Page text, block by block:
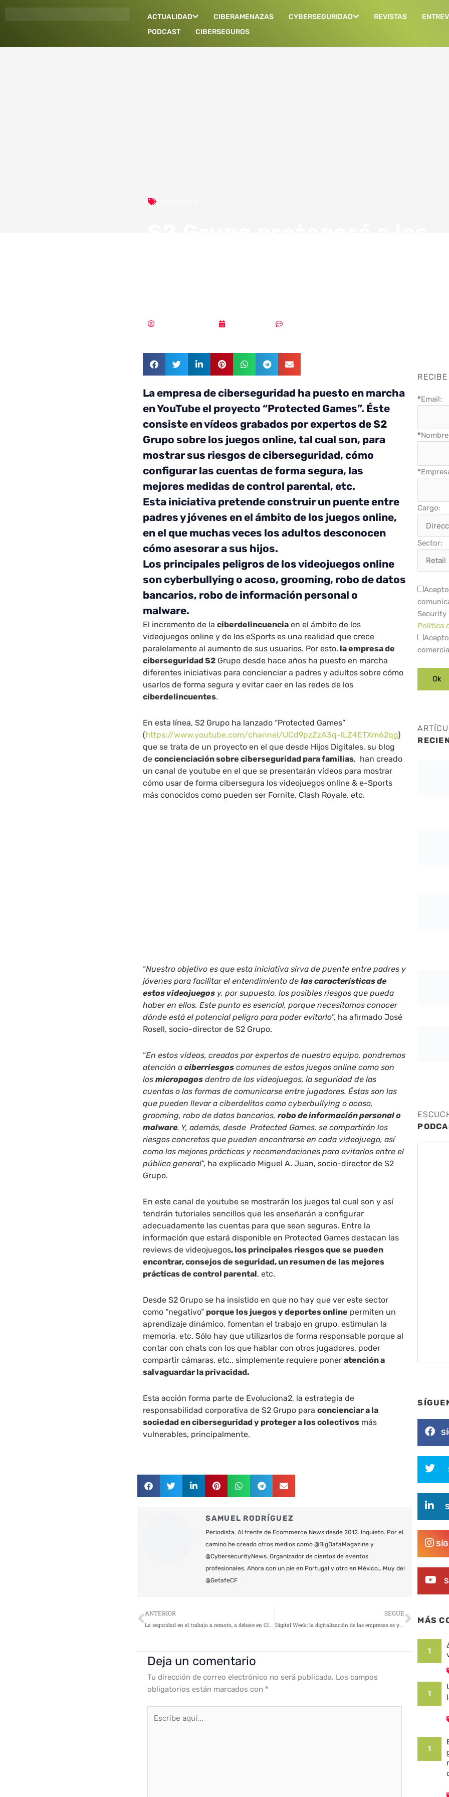
ACTUALIDAD CIBERAMENAZAS CYBERSEGURIDAD REVISTAS
PODCAST
CIBERSEGUROS
La empresa de ciberseguridad ha puesto en marcha
en YouTube el proyecto “Protected Games”. Éste
consiste en vídeos grabados por expertos de S2
Grupo sobre los juegos online, tal cual son, para
mostrar sus riesgos de ciberseguridad, cómo
configurar las cuentas de forma segura, las
mejores medidas de control parental, etc.
Esta iniciativa pretende construir un puente entre
padres y jóvenes en el ámbito de los juegos online,
en el que muchas veces los adultos desconocen
cómo asesorar a sus hijos.
Los principales peligros de los videojuegos online
son cyberbullying o acoso, grooming, robo de datos
bancarios, robo de información personal o
malware.
El incremento de laciberdelincuencia en el ámbito de los
videojuegos online y de los eSports es una realidad que crece
paralelamente al aumento de sus usuarios. Por esto, la empresa de
ciberseguridad S2 Grupo desde hace años ha puesto en marcha
diferentes iniciativas para concienciar a padres y adultos sobre cómo
usarlos de forma segura y evitar caer en las redes de los
ciberdelincuentes.
En esta línea, S2 Grupo ha lanzado “Protected Games”
(https://www.youtube.com/channel/UCd9pzZzA3q-lLZ4ETXm62qg)
que se trata de un proyecto en el que desde Hijos Digitales, su blog
deconcienciación sobre ciberseguridad para familias, han creado
un canal de youtube en el que se presentarán vídeos para mostrar
cómo usar de forma cibersegura los videojuegos online & e-Sports
más conocidos como pueden ser Fornite, Clash Royale, etc.
“Nuestro objetivo es que esta iniciativa sirva de puente entre padres y
jóvenes para facilitar el entendimiento delas características de
estos videojuegos y, por supuesto, los posibles riesgos que pueda
haber en ellos. Este punto es esencial, porque necesitamos conocer
dónde está el potencial peligro para poder evitarlo”, ha afirmado José
Rosell, socio-director de S2 Grupo.
“En estos vídeos, creados por expertos de nuestro equipo, pondremos
atención aciberriesgos comunes de estos juegos online como son
losmicropagos dentro de los videojuegos, la seguridad de las
cuentas o las formas de comunicarse entre jugadores. Éstas son las
que pueden llevar a ciberdelitos como cyberbullying o acoso,
grooming, robo de datos bancarios,robo de información personal o
malware. Y, además, desde Protected Games, se compartirán los
riesgos concretos que pueden encontrarse en cada videojuego, así
como las mejores prácticas y recomendaciones para evitarlos entre el
público general”, ha explicado Miguel A. Juan, socio-director de S2
Grupo.
En este canal de youtube se mostrarán los juegos tal cual son y así
tendrán tutoriales sencillos que les enseñarán a configurar
adecuadamente las cuentas para que sean seguras. Entre la
información que estará disponible en Protected Games destacan las
reviews de videojuegos, los principales riesgos que se pueden
encontrar, consejos de seguridad, un resumen de las mejores
prácticas de control parental, etc.
Desde S2 Grupo se ha insistido en que no hay que ver este sector
como “negativo” porque los juegos y deportes online permiten un
aprendizaje dinámico, fomentan el trabajo en grupo, estimulan la
memoria, etc. Sólo hay que utilizarlos de forma responsable porque al
contar con chats con los que hablar con otros jugadores, poder
compartir cámaras, etc., simplemente requiere poneratención a
salvaguardar la privacidad.
Esta acción forma parte de Evoluciona2, la estrategia de
responsabilidad corporativa de S2 Grupo paraconcienciar a la
sociedad en ciberseguridad y proteger a los colectivos más
vulnerables, principalmente.
SAMUEL RODRÍGUEZ
Periodista. Al frente de Ecommerce News desde 2012. Inquieto. Por el
camino he creado otros medios como @BigDataMagazine y
@CybersecurityNews. Organizador de cientos de eventos
profesionales. Ahora con un pie en Portugal y otro en México… Muy del
@GetafeCF
Ant
ANTERIOR SEGUE
Digital Week: la digitalización de las empresas es ya una realidad
Deja un comentario
Tu dirección de correo electrónico no será publicada. Los campos
obligatorios están marcados con *
aquí...
*Email:
*
*
Cargo:
Sector:
Security
Política
MÁS
1
1
1